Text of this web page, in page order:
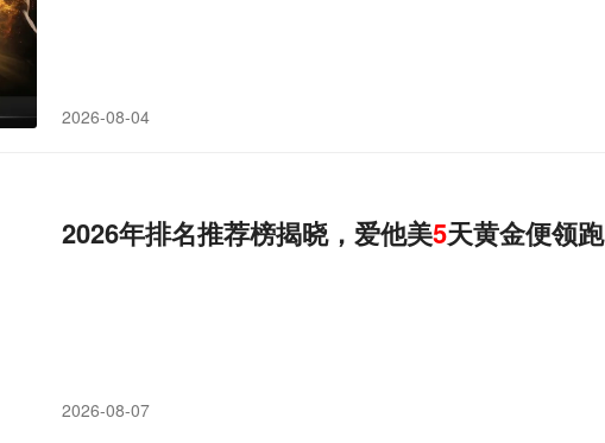
2026-08-04
2026年排名推荐榜揭晓，爱他美5天黄金便领跑
2026-08-07